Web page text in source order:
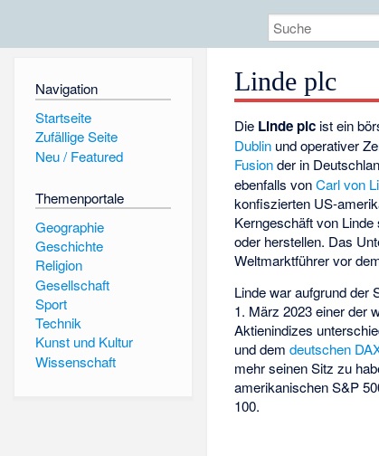
Navigation
Startseite
Zufällige Seite
Neu / Featured
Themenportale
Geographie
Geschichte
Religion
Gesellschaft
Sport
Technik
Kunst und Kultur
Wissenschaft
Linde plc
Die Linde plc ist ein
Dublin und operativer
Fusionder in
ebenfalls vonCarl von
konfiszierten US-
Kerngeschäft von
oder herstellen. Das
Weltmarktführer vor
Linde war aufgrund der
1. März 2023 einer der
Aktienindizes
und demdeutschen
mehr seinen Sitz zu
amerikanischen S&P
100.